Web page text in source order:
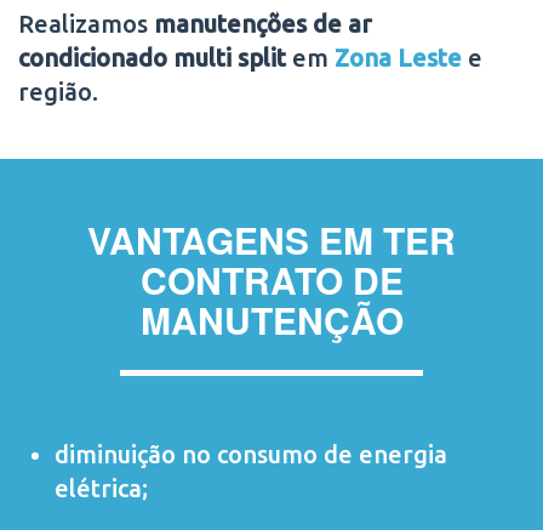
Realizamos manutenções de ar
condicionado multi splitem Zona Leste e
região.
VANTAGENS EM TER
CONTRATO DE
MANUTENÇÃO
diminuição no consumo de energia
elétrica;